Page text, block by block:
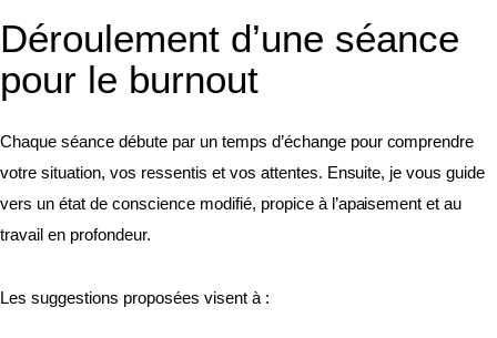
Déroulement d’une séance
pour le burnout
Chaque séance débute par un temps d’échange pour comprendre
votre situation, vos ressentis et vos attentes. Ensuite, je vous guide
vers un état de conscience modifié, propice à l’apaisement et au
travail en profondeur.
Les suggestions proposées visent à :